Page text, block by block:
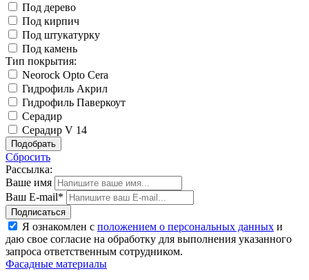
Под дерево
Под кирпич
Под штукатурку
Под камень
Тип покрытия:
Neorock Opto Cera
Гидрофиль Акрил
Гидрофиль Паверкоут
Серадир
Серадир V 14
Сбросить
Рассылка:
Ваше имя
Ваш E-mail*
Подписаться
Я ознакомлен с положением о персональных данных и
даю свое согласие на обработку для выполнения указанного
запроса ответственным сотрудником.
Фасадные материалы